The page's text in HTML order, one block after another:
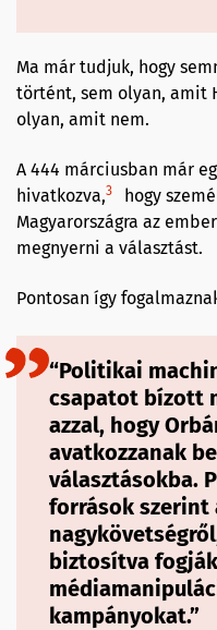
Ma már tudjuk, hogy
történt, sem olyan, amit
olyan, amit nem.
A 444 márciusban már
hivatkozva,3
hogy
Magyarországra az
megnyerni a választást.
Pontosan így
“Politikai
csapatot bízott
azzal, hogy
avatkozzanak
választásokba.
források szerint
biztosítva
kampányokat.”